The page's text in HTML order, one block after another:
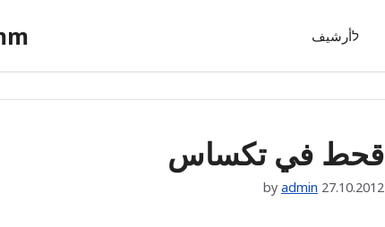
לأرشيف
قحط في تكساس
27.10.2012
by admin